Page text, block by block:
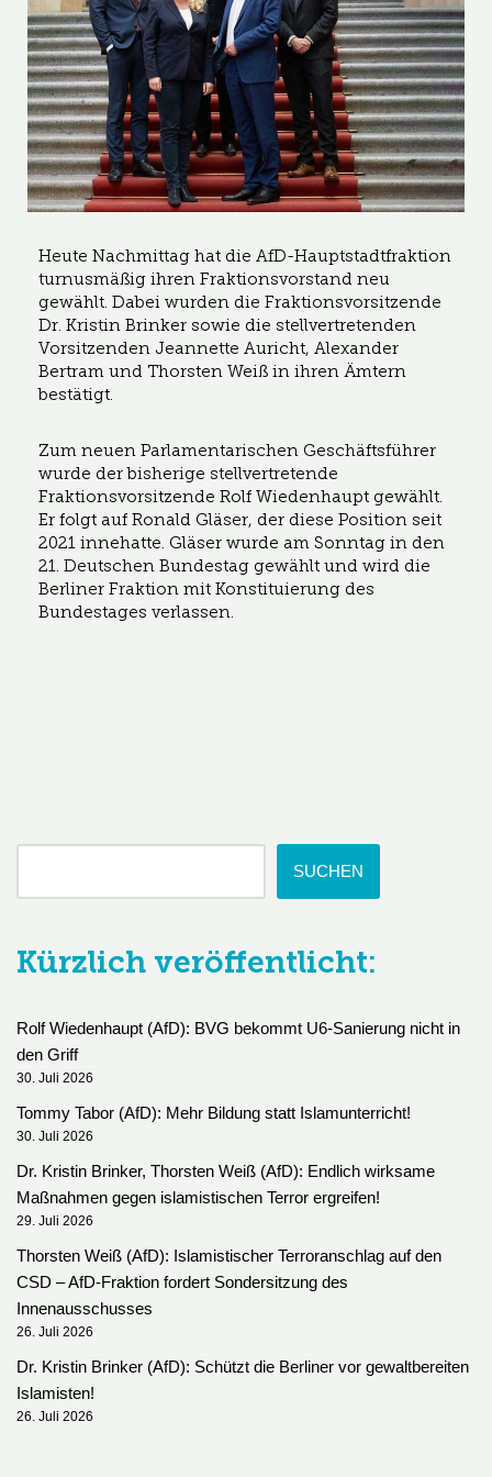
Heute Nachmittag hat die AfD-Hauptstadtfraktion
turnusmäßig ihren Fraktionsvorstand neu
gewählt. Dabei wurden die Fraktionsvorsitzende
Dr. Kristin Brinker sowie die stellvertretenden
Vorsitzenden Jeannette Auricht, Alexander
Bertram und Thorsten Weiß in ihren Ämtern
bestätigt.
Zum neuen Parlamentarischen Geschäftsführer
wurde der bisherige stellvertretende
Fraktionsvorsitzende Rolf Wiedenhaupt gewählt.
Er folgt auf Ronald Gläser, der diese Position seit
2021 innehatte. Gläser wurde am Sonntag in den
21. Deutschen Bundestag gewählt und wird die
Berliner Fraktion mit Konstituierung des
Bundestages verlassen.
SUCHEN
Kürzlich veröffentlicht:
Rolf Wiedenhaupt (AfD): BVG bekommt U6-Sanierung nicht in
den Griff
30. Juli 2026
Tommy Tabor (AfD): Mehr Bildung statt Islamunterricht!
30. Juli 2026
Dr. Kristin Brinker, Thorsten Weiß (AfD): Endlich wirksame
Maßnahmen gegen islamistischen Terror ergreifen!
29. Juli 2026
Thorsten Weiß (AfD): Islamistischer Terroranschlag auf den
CSD – AfD-Fraktion fordert Sondersitzung des
Innenausschusses
26. Juli 2026
Dr. Kristin Brinker (AfD): Schützt die Berliner vor gewaltbereiten
Islamisten!
26. Juli 2026